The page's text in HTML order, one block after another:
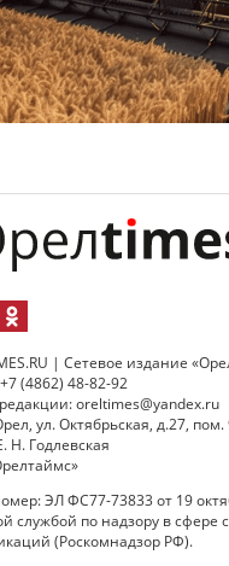
| Сетевое издание
(4862) 48-82-92
oreltimes@yandex.ru
ул. Октябрьская, д.27, пом.
Н. Годлевская
ЭЛ ФС77-73833 от 19
службой по надзору в сфере
(Роскомнадзор РФ).